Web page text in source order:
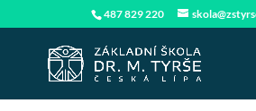
487 829 220